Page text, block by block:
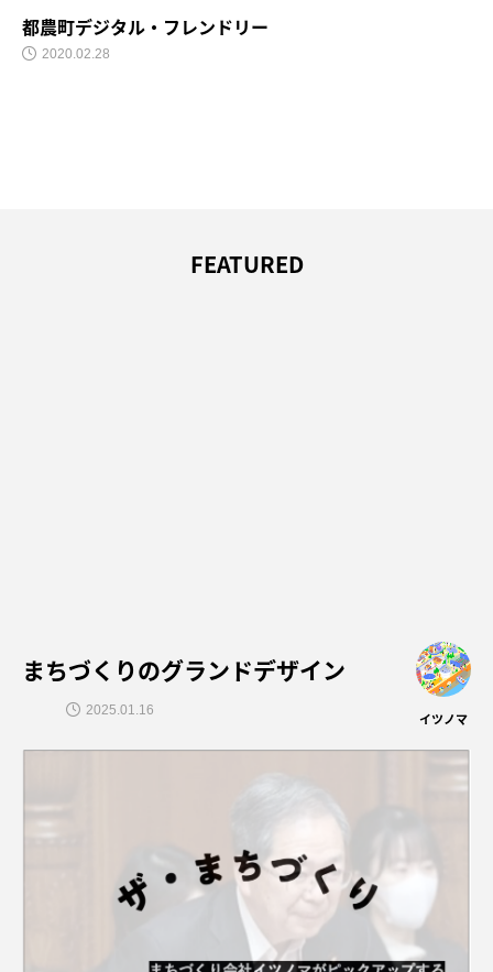
都農町デジタル・フレンドリー
2020.02.28
FEATURED
まちづくりのグランドデザイン
イツノマ
2025.01.16